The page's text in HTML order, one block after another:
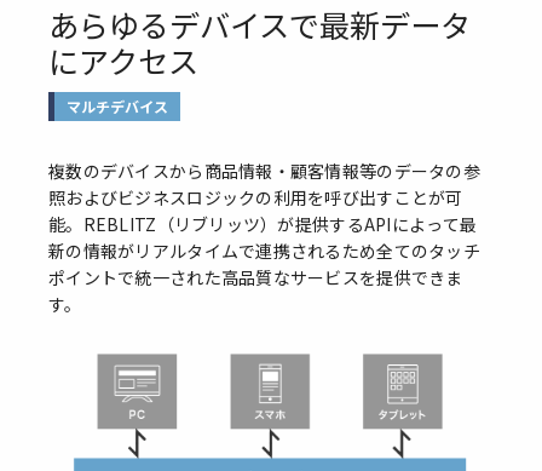
あらゆるデバイスで最新データ
にアクセス
マルチデバイス
複数のデバイスから商品情報・顧客情報等のデータの参
照およびビジネスロジックの利用を呼び出すことが可
能。REBLITZ（リブリッツ）が提供するAPIによって最
新の情報がリアルタイムで連携されるため全てのタッチ
ポイントで統一された高品質なサービスを提供できま
す。